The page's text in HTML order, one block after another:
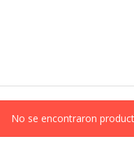
No se encontraron